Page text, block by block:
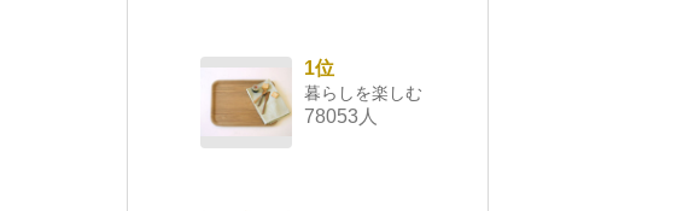
1位
暮らしを楽しむ
78053人